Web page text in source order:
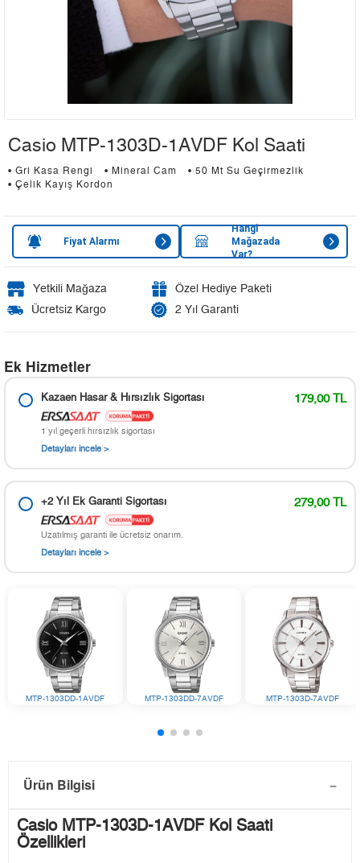
Casio MTP-1303D-1AVDF Kol Saati
• Gri Kasa Rengi • Mineral Cam
• 50 Mt Su Geçirmezlik
• Çelik Kayış Kordon
Fiyat Alarmı
Hangi
Mağazada
Var?
Yetkili Mağaza
Özel Hediye Paketi
Ücretsiz Kargo
2 Yıl Garanti
Ek Hizmetler
Kazaen Hasar & Hırsızlık Sigortası 179,00 TL
1 yıl geçerli hırsızlık sigortası
Detayları incele >
+2 Yıl Ek Garanti Sigortası 279,00 TL
Uzatılmış garanti ile ücretsiz onarım.
Detayları incele >
MTP-1303DD-1AVDF MTP-1303DD-7AVDF MTP-1303D-7AVDF
Ürün Bilgisi
Casio MTP-1303D-1AVDF Kol Saati
Özellikleri